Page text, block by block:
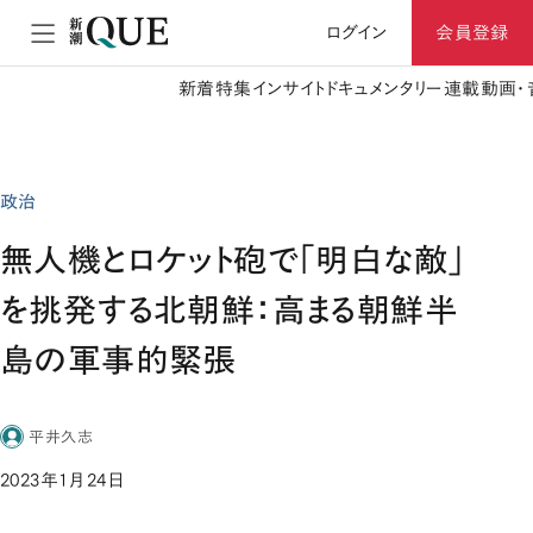
ログイン 会員登録
新着特集 インサイト ドキュメンタリー 連載動画
政治
無人機とロケット砲で「明白な敵」
を挑発する北朝鮮：高まる朝鮮半
島の軍事的緊張
平井久志
2023年1月24日